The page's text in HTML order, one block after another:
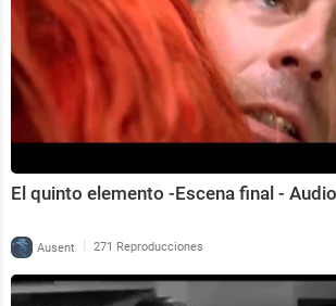
El quinto elemento -Escena final -
Ausent | 271 Reproducciones